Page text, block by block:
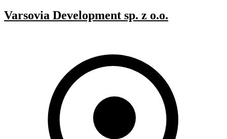
Varsovia Development sp. z o.o.